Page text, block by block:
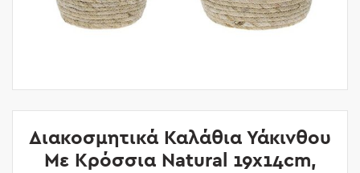
Διακοσμητικά Καλάθια Υάκινθου
Με Κρόσσια Natural 19x14cm,